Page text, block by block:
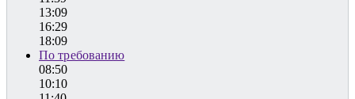
13:09
16:29
18:09
По требованию
08:50
10:10